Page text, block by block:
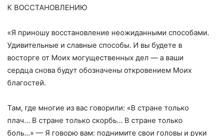
К ВОССТАНОВЛЕНИЮ
«Я приношу восстановление неожиданными способами.
Удивительные и славные способы. И вы будете в
восторге от Моих могущественных дел — а ваши
сердца снова будут обозначены откровением Моих
благостей.
Там, где многие из вас говорили: «В стране только
плач… В стране только скорбь… В стране только
боль…» — Я говорю вам: поднимите свои головы и руки